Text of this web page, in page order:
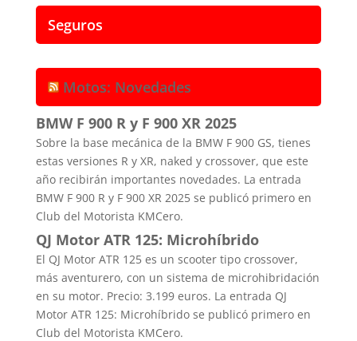
Seguros
Motos: Novedades
BMW F 900 R y F 900 XR 2025
Sobre la base mecánica de la BMW F 900 GS, tienes
estas versiones R y XR, naked y crossover, que este
año recibirán importantes novedades. La entrada
BMW F 900 R y F 900 XR 2025 se publicó primero en
Club del Motorista KMCero.
QJ Motor ATR 125: Microhíbrido
El QJ Motor ATR 125 es un scooter tipo crossover,
más aventurero, con un sistema de microhibridación
en su motor. Precio: 3.199 euros. La entrada QJ
Motor ATR 125: Microhíbrido se publicó primero en
Club del Motorista KMCero.